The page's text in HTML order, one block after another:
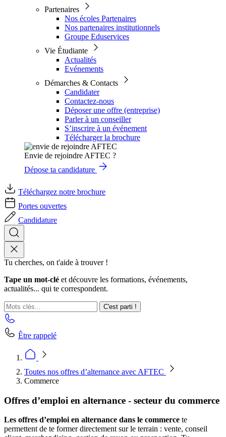
Partenaires
Nos écoles Partenaires
Nos partenaires institutionnels
Groupe Eduservices
Vie Étudiante
Actualités
Evénements
Démarches & Contacts
Candidater
Contactez-nous
Déposer une offre (entreprise)
Parler à un conseiller
S’inscrire à un événement
Télécharger la brochure
Envie de rejoindre AFTEC ?
Dépose ta candidature
Téléchargez notre brochure
Portes ouvertes
Candidature
Tu cherches, on t'aide à trouver !
Tape un mot-clé et découvre les formations, événements,
actualités... qui te correspondent.
C'est parti !
Être rappelé
Toutes nos offres d’alternance avec AFTEC
Commerce
Offres d’emploi en alternance - secteur du commerce
Les offres d’emploi en alternance dans le commerce te
permettent de te former directement sur le terrain : vente, conseil